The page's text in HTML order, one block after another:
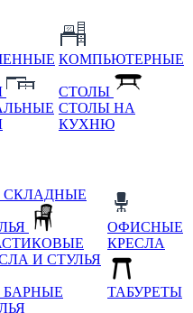
КОМПЬЮТЕРНЫЕ
СТОЛЫ
СТОЛЫ НА
КУХНЮ
СКЛАДНЫЕ
И СТУЛЬЯ
БАРНЫЕ
ОФИСНЫЕ
КРЕСЛА
ТАБУРЕТЫ